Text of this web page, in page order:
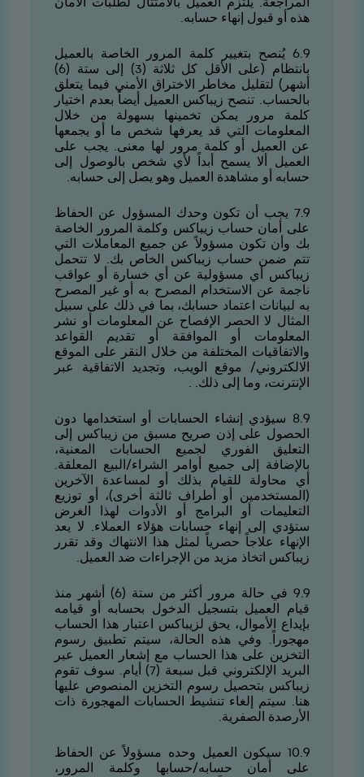
هذه أو قبول إنهاء حسابه.
9.6 يُنصح بتغيير كلمة المرور الخاصة بالعميل
بانتظام (على الأقل كل ثلاثة (3) إلى ستة (6)
أشهر) لتقليل مخاطر الاختراق الأمني فيما يتعلق
بالحساب. تنصح زيباكس العميل أيضاً بعدم اختيار
كلمة مرور يمكن تخمينها بسهولة من خلال
المعلومات التي قد يعرفها شخص ما أو يجمعها
عن العميل أو كلمة مرور لها معنى. يجب على
العميل ألا يسمح أبداً لأي شخص بالوصول إلى
حسابه أو مشاهدة العميل وهو يصل إلى حسابه.
9.7 يجب أن تكون وحدك المسؤول عن الحفاظ
على أمان حساب زيباكس وكلمة المرور الخاصة
بك وأن تكون مسؤولاً عن جميع المعاملات التي
تتم ضمن حساب زيباكس الخاص بك. لا تتحمل
زيباكس أي مسؤولية عن أي خسارة أو عواقب
ناجمة عن الاستخدام المصرح به أو غير المصرح
به لبيانات اعتماد حسابك، بما في ذلك على سبيل
المثال لا الحصر الإفصاح عن المعلومات أو نشر
المعلومات أو الموافقة أو تقديم القواعد
والاتفاقيات المختلفة من خلال النقر على الموقع
الالكتروني/ موقع الويب، وتجديد الاتفاقية عبر
الإنترنت، وما إلى ذلك. .
9.8 سيؤدي إنشاء الحسابات أو استخدامها دون
الحصول على إذن صريح مسبق من زيباكس إلى
التعليق الفوري لجميع الحسابات المعنية،
بالإضافة إلى جميع أوامر الشراء/البيع المعلقة.
أي محاولة للقيام بذلك أو لمساعدة الآخرين
(المستخدمين أو أطراف ثالثة أخرى)، أو توزيع
التعليمات أو البرامج أو الأدوات لهذا الغرض
ستؤدي إلى إنهاء حسابات هؤلاء العملاء. لا يعد
الإنهاء علاجاً حصرياً لمثل هذا الانتهاك وقد تقرر
زيباكس اتخاذ مزيد من الإجراءات ضد العميل.
9.9 في حالة مرور أكثر من ستة (6) أشهر منذ
قيام العميل بتسجيل الدخول بحسابه أو قيامه
بإيداع الأموال، يحق لزيباكس اعتبار هذا الحساب
مهجوراً. وفي هذه الحالة، سيتم تطبيق رسوم
التخزين على هذا الحساب مع إشعار العميل عبر
البريد الإلكتروني قبل سبعة (7) أيام. سوف تقوم
زيباكس بتحصيل رسوم التخزين المنصوص عليها
هنا. سيتم إلغاء تنشيط الحسابات المهجورة ذات
الأرصدة الصفرية.
9.01 سيكون العميل وحده مسؤولاً عن الحفاظ
على أمان حسابه/حسابها وكلمة المرور،